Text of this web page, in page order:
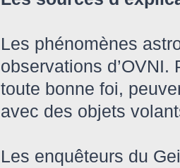
Les phénomènes
observations
toute bonne foi,
avec des objets
Les enquêteurs du